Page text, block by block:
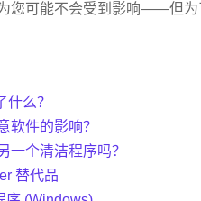
您可能不会受到影响——但为
么？
软件的影响？
一个清洁程序吗？
替代品